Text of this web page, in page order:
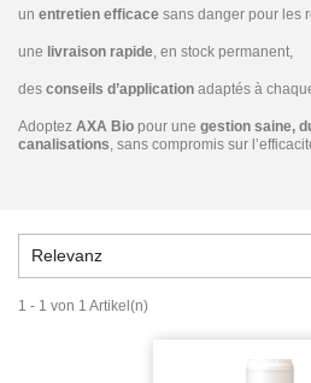
un entretien efficace sans danger pour les
une livraison rapide, en stock permanent,
des conseils d’application adaptés à
Adoptez AXA Bio pour une gestion saine,
canalisations, sans compromis sur
Relevanz
1 - 1 von 1 Artikel(n)